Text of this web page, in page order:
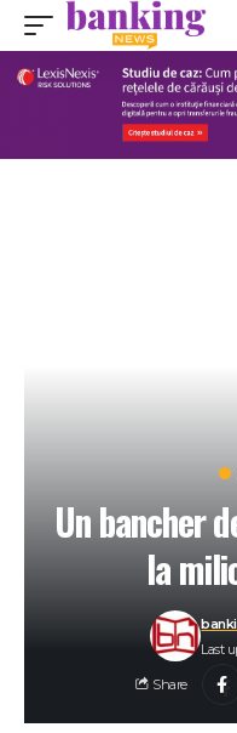
Un bancher
la
Last
Share